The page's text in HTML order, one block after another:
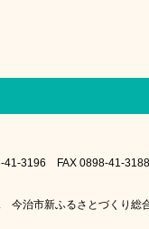
41-3196 FAX 0898-41-3188
治市新ふるさとづくり総